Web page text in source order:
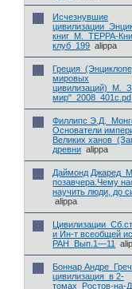
Исчезнувшие
книг_М._ТЕРРА-
клуб_199 alippa
мировых
мир"_2008_401с.pd
Филлипс
Основатели
Великих
древни alippa
Даймонд
позавчера.Чему
научить люди, до
alippa
и Ин-т всеобщей
РАН_Вып.1—11
Боннар
цивилизация_в 2-
томах_Ростов-на-